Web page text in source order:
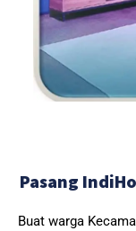
Pasang
Buat warga